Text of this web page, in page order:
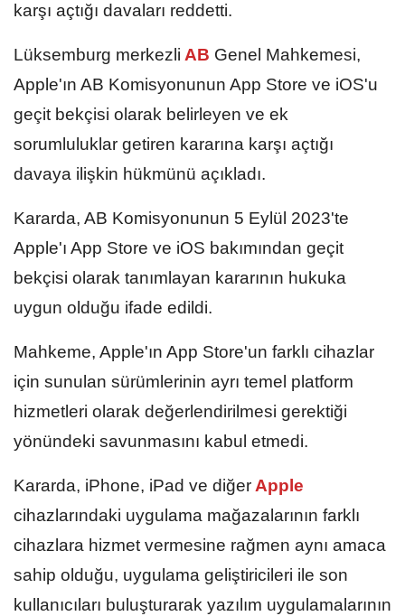
karşı açtığı davaları reddetti.
Lüksemburg merkezli AB Genel Mahkemesi,
Apple'ın AB Komisyonunun App Store ve iOS'u
geçit bekçisi olarak belirleyen ve ek
sorumluluklar getiren kararına karşı açtığı
davaya ilişkin hükmünü açıkladı.
Kararda, AB Komisyonunun 5 Eylül 2023'te
Apple'ı App Store ve iOS bakımından geçit
bekçisi olarak tanımlayan kararının hukuka
uygun olduğu ifade edildi.
Mahkeme, Apple'ın App Store'un farklı cihazlar
için sunulan sürümlerinin ayrı temel platform
hizmetleri olarak değerlendirilmesi gerektiği
yönündeki savunmasını kabul etmedi.
Kararda, iPhone, iPad ve diğerApple
cihazlarındaki uygulama mağazalarının farklı
cihazlara hizmet vermesine rağmen aynı amaca
sahip olduğu, uygulama geliştiricileri ile son
kullanıcıları buluşturarak yazılım uygulamalarının